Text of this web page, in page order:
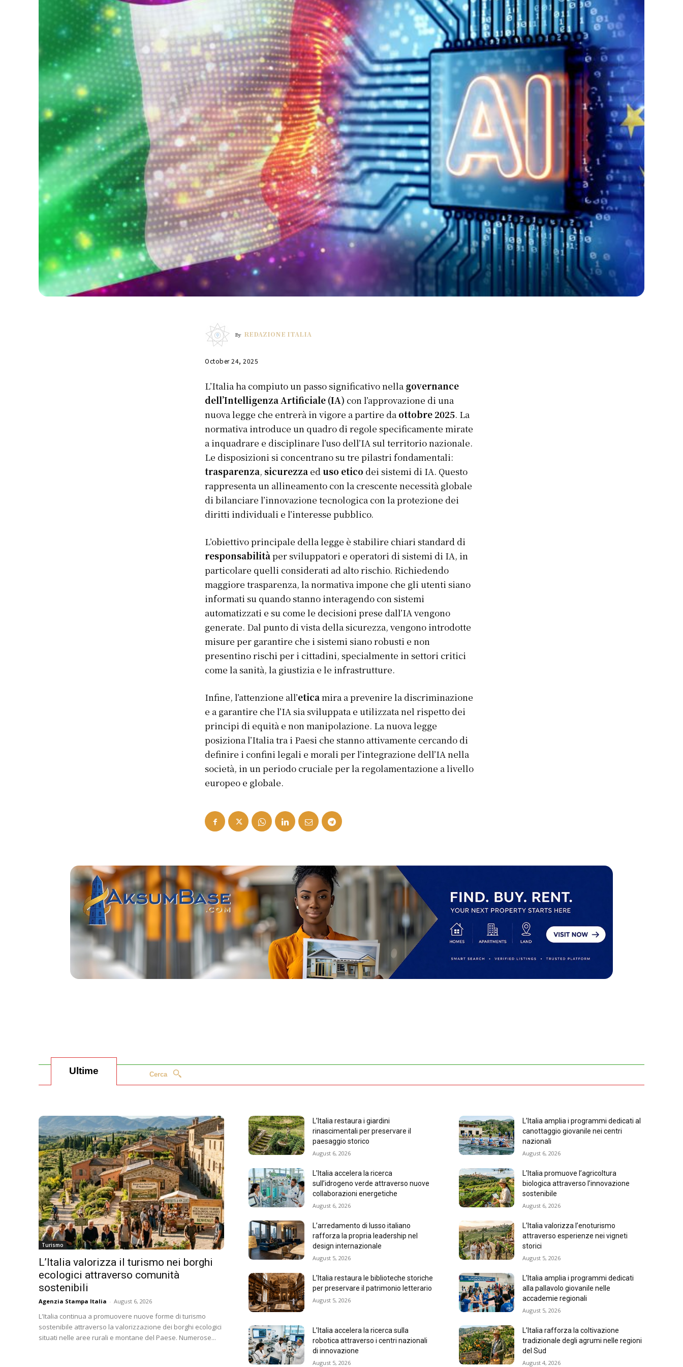
By REDAZIONE ITALIA
October 24, 2025
L’Italia ha compiuto un passo significativo nella governance
dell’Intelligenza Artificiale (IA) con l’approvazione di una
nuova legge che entrerà in vigore a partire da ottobre 2025. La
normativa introduce un quadro di regole specificamente mirate
a inquadrare e disciplinare l’uso dell’IA sul territorio nazionale.
Le disposizioni si concentrano su tre pilastri fondamentali:
trasparenza, sicurezza eduso etico dei sistemi di IA. Questo
rappresenta un allineamento con la crescente necessità globale
di bilanciare l’innovazione tecnologica con la protezione dei
diritti individuali e l’interesse pubblico.
L’obiettivo principale della legge è stabilire chiari standard di
responsabilitàper sviluppatori e operatori di sistemi di IA, in
particolare quelli considerati ad alto rischio. Richiedendo
maggiore trasparenza, la normativa impone che gli utenti siano
informati su quando stanno interagendo con sistemi
automatizzati e su come le decisioni prese dall’IA vengono
generate. Dal punto di vista della sicurezza, vengono introdotte
misure per garantire che i sistemi siano robusti e non
presentino rischi per i cittadini, specialmente in settori critici
come la sanità, la giustizia e le infrastrutture.
Infine, l’attenzione all’eticamira a prevenire la discriminazione
e a garantire che l’IA sia sviluppata e utilizzata nel rispetto dei
principi di equità e non manipolazione. La nuova legge
posiziona l’Italia tra i Paesi che stanno attivamente cercando di
definire i confini legali e morali per l’integrazione dell’IA nella
società, in un periodo cruciale per la regolamentazione a livello
europeo e globale.
Ultime Cerca
Turismo
L’Italia valorizza il turismo nei borghi
ecologici attraverso comunità
sostenibili
Agenzia Stampa Italia - August 6, 2026
L'Italia continua a promuovere nuove forme di turismo
sostenibile attraverso la valorizzazione dei borghi ecologici
situati nelle aree rurali e montane del Paese. Numerose...
L’Italia restaura i giardini
rinascimentali per preservare il
paesaggio storico
August 6, 2026
L’Italia amplia i programmi dedicati al
canottaggio giovanile nei centri
nazionali
August 6, 2026
L’Italia accelera la ricerca
sull’idrogeno verde attraverso nuove
collaborazioni energetiche
August 6, 2026
L’Italia promuove l’agricoltura
biologica attraverso l’innovazione
sostenibile
August 6, 2026
L’arredamento di lusso italiano
rafforza la propria leadership nel
design internazionale
August 5, 2026
L’Italia valorizza l’enoturismo
attraverso esperienze nei vigneti
storici
August 5, 2026
L’Italia restaura le biblioteche storiche
per preservare il patrimonio letterario
August 5, 2026
L’Italia amplia i programmi dedicati
alla pallavolo giovanile nelle
accademie regionali
August 5, 2026
L’Italia accelera la ricerca sulla
robotica attraverso i centri nazionali
di innovazione
August 5, 2026
L’Italia rafforza la coltivazione
tradizionale degli agrumi nelle regioni
del Sud
August 4, 2026